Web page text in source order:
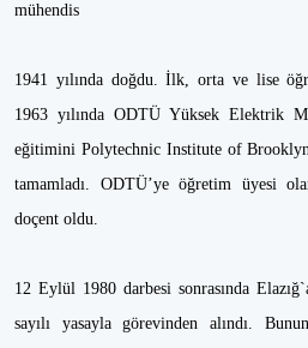
mühendis
1941 yılında doğdu. İlk, orta ve lise
1963 yılında ODTÜ Yüksek Elektrik
eğitimini Polytechnic Institute of
tamamladı. ODTÜ’ye öğretim üyesi
doçent oldu.
12 Eylül 1980 darbesi sonrasında
sayılı yasayla görevinden alındı.